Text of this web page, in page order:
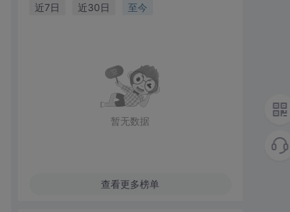
近7日 近30日 至今
暂无数据
查看更多榜单